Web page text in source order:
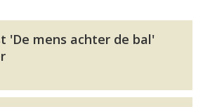
'De mens achter de bal'